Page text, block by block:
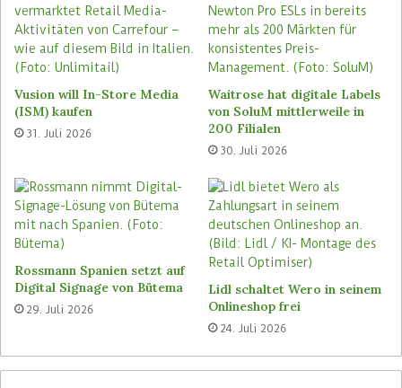
Aktualisierung der Anzeige von Preisen und
Promotionen, die Fern- und Echtzeit-Verwaltung
von ESLs, die Effizienz- und Zeitoptimierung in
den Filialen sowie die Minimierung von Fehlern.
Schlagwörter SES Imagotag
Vusion will In-Store Media
(ISM) kaufen
31. Juli 2026
Waitrose hat digitale Labels
von SoluM mittlerweile in
200 Filialen
30. Juli 2026
Rossmann Spanien setzt auf
Digital Signage von Bütema
29. Juli 2026
Lidl schaltet Wero in seinem
Onlineshop frei
24. Juli 2026